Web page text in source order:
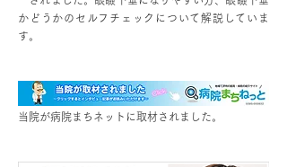
かどうかのセルフチェックについて解説していま
す。
当院が病院まちネットに取材されました。